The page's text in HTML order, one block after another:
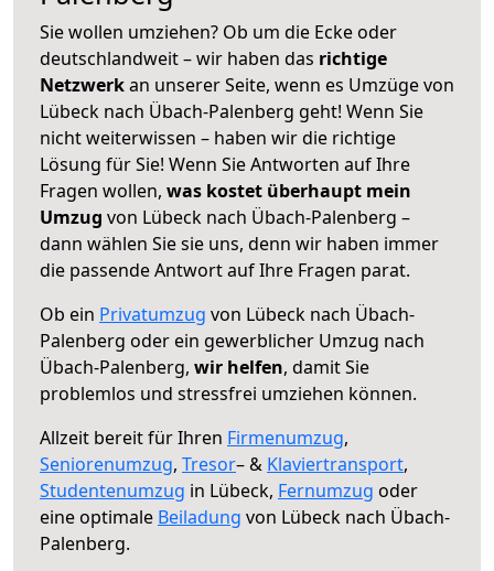
Sie wollen umziehen? Ob um die Ecke oder
deutschlandweit – wir haben das richtige
Netzwerkan unserer Seite, wenn es Umzüge von
Lübeck nach Übach-Palenberg geht! Wenn Sie
nicht weiterwissen – haben wir die richtige
Lösung für Sie! Wenn Sie Antworten auf Ihre
Fragen wollen, was kostet überhaupt mein
Umzug von Lübeck nach Übach-Palenberg –
dann wählen Sie sie uns, denn wir haben immer
die passende Antwort auf Ihre Fragen parat.
Ob ein Privatumzug von Lübeck nach Übach-
Palenberg oder ein gewerblicher Umzug nach
Übach-Palenberg, wir helfen, damit Sie
problemlos und stressfrei umziehen können.
Allzeit bereit für Ihren Firmenumzug,
Seniorenumzug, Tresor– & Klaviertransport,
Studentenumzug in Lübeck, Fernumzug oder
eine optimale Beiladung von Lübeck nach Übach-
Palenberg.